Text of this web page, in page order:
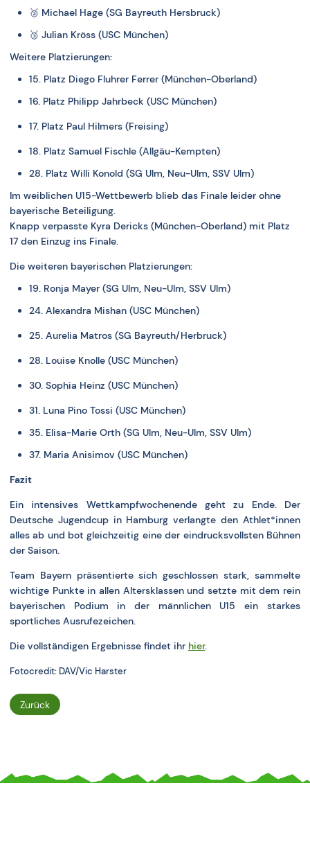
🥈 Michael Hage (SG Bayreuth Hersbruck)
🥉 Julian Kröss (USC München)
Weitere Platzierungen:
15. Platz Diego Fluhrer Ferrer (München-Oberland)
16. Platz Philipp Jahrbeck (USC München)
17. Platz Paul Hilmers (Freising)
18. Platz Samuel Fischle (Allgäu-Kempten)
28. Platz Willi Konold (SG Ulm, Neu-Ulm, SSV Ulm)
Im weiblichen U15-Wettbewerb blieb das Finale leider ohne
bayerische Beteiligung.
Knapp verpasste Kyra Dericks (München-Oberland) mit Platz
17 den Einzug ins Finale.
Die weiteren bayerischen Platzierungen:
19. Ronja Mayer (SG Ulm, Neu-Ulm, SSV Ulm)
24. Alexandra Mishan (USC München)
25. Aurelia Matros (SG Bayreuth/Herbruck)
28. Louise Knolle (USC München)
30. Sophia Heinz (USC München)
31. Luna Pino Tossi (USC München)
35. Elisa-Marie Orth (SG Ulm, Neu-Ulm, SSV Ulm)
37. Maria Anisimov (USC München)
Fazit
Ein intensives Wettkampfwochenende geht zu Ende. Der
Deutsche Jugendcup in Hamburg verlangte den Athlet*innen
alles ab und bot gleichzeitig eine der eindrucksvollsten Bühnen
der Saison.
Team Bayern präsentierte sich geschlossen stark, sammelte
wichtige Punkte in allen Altersklassen und setzte mit dem rein
bayerischen Podium in der männlichen U15 ein starkes
sportliches Ausrufezeichen.
Die vollständigen Ergebnisse findet ihr hier.
Fotocredit: DAV/Vic Harster
Zurück